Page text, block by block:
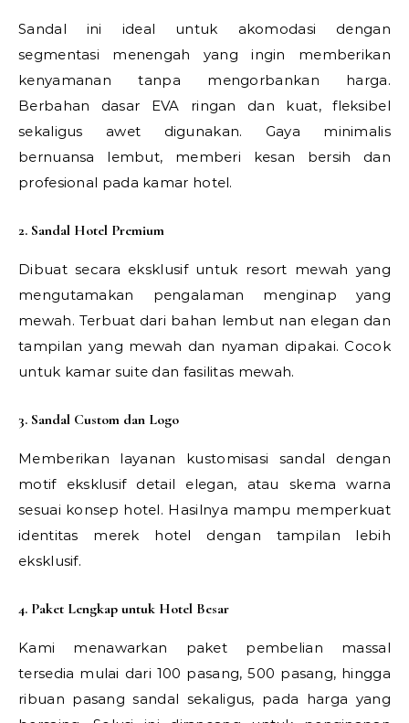
Sandal ini ideal untuk akomodasi dengan
segmentasi menengah yang ingin memberikan
kenyamanan tanpa mengorbankan harga.
Berbahan dasar EVA ringan dan kuat, fleksibel
sekaligus awet digunakan. Gaya minimalis
bernuansa lembut, memberi kesan bersih dan
profesional pada kamar hotel.
2. Sandal Hotel Premium
Dibuat secara eksklusif untuk resort mewah yang
mengutamakan pengalaman menginap yang
mewah. Terbuat dari bahan lembut nan elegan dan
tampilan yang mewah dan nyaman dipakai. Cocok
untuk kamar suite dan fasilitas mewah.
3. Sandal Custom dan Logo
Memberikan layanan kustomisasi sandal dengan
motif eksklusif detail elegan, atau skema warna
sesuai konsep hotel. Hasilnya mampu memperkuat
identitas merek hotel dengan tampilan lebih
eksklusif.
4. Paket Lengkap untuk Hotel Besar
Kami menawarkan paket pembelian massal
tersedia mulai dari 100 pasang, 500 pasang, hingga
ribuan pasang sandal sekaligus, pada harga yang